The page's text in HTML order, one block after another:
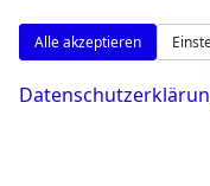
Alle akzeptieren